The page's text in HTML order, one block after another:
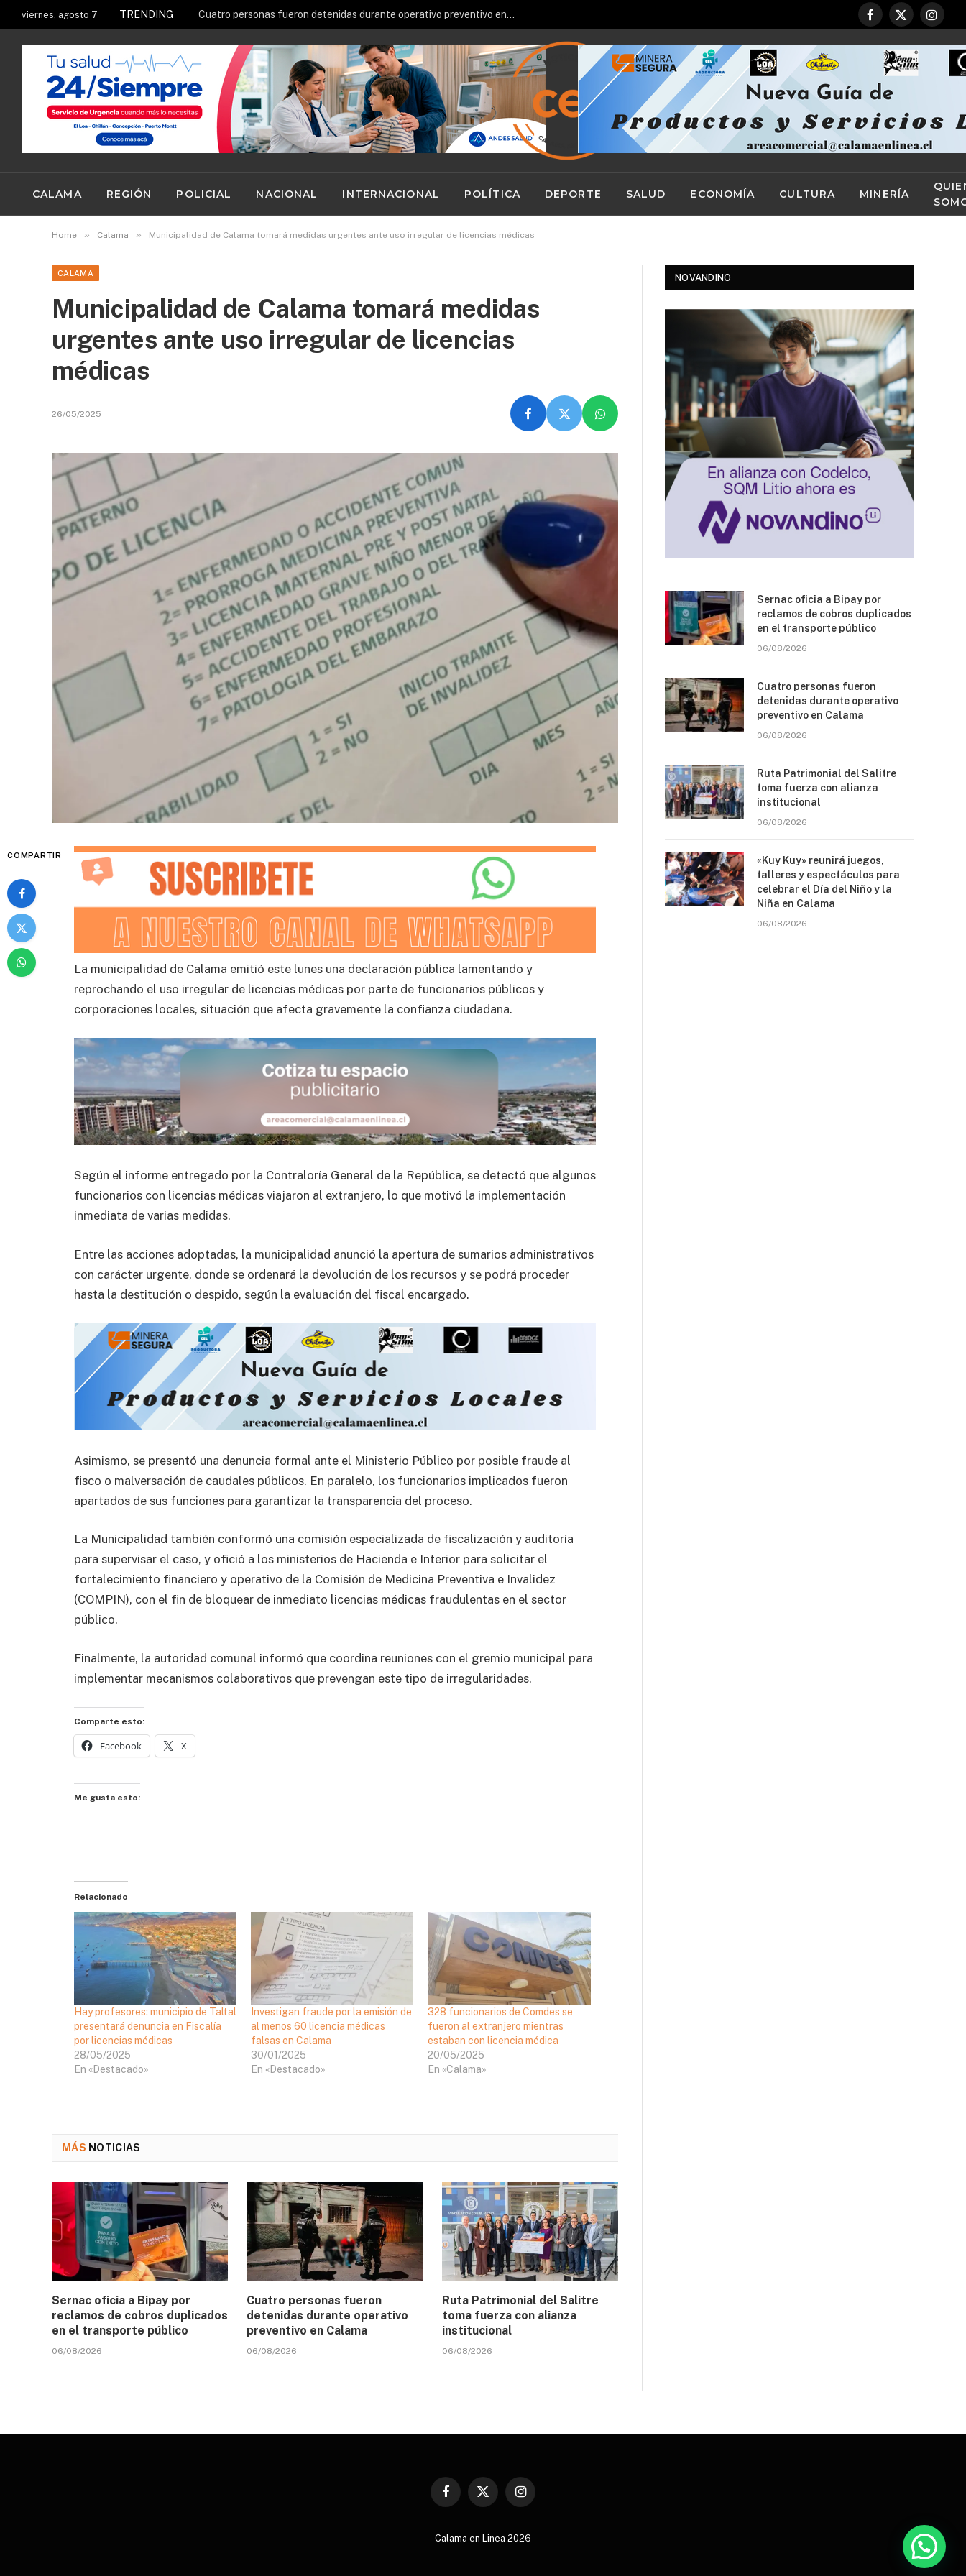
viernes, agosto 7 TRENDING Cuatro personas fueron detenidas durante operativo preventivo en Calama
Facebook
X
CALAMA REGIÓN POLICIAL NACIONAL INTERNACIONAL POLÍTICA DEPORTE SALUD ECONOMÍA CULTURA MINERÍA
Home » Calama » Municipalidad de Calama tomará medidas urgentes ante uso irregular de licencias médicas
CALAMA
Municipalidad de Calama tomará medidas
urgentes ante uso irregular de licencias
médicas
26/05/2025
COMPARTIR
La municipalidad de Calama emitió este lunes una declaración pública lamentando y
reprochando el uso irregular de licencias médicas por parte de funcionarios públicos y
corporaciones locales, situación que afecta gravemente la confianza ciudadana.
Según el informe entregado por la Contraloría General de la República, se detectó que algunos
funcionarios con licencias médicas viajaron al extranjero, lo que motivó la implementación
inmediata de varias medidas.
Entre las acciones adoptadas, la municipalidad anunció la apertura de sumarios administrativos
con carácter urgente, donde se ordenará la devolución de los recursos y se podrá proceder
hasta la destitución o despido, según la evaluación del fiscal encargado.
Asimismo, se presentó una denuncia formal ante el Ministerio Público por posible fraude al
fisco o malversación de caudales públicos. En paralelo, los funcionarios implicados fueron
apartados de sus funciones para garantizar la transparencia del proceso.
La Municipalidad también conformó una comisión especializada de fiscalización y auditoría
para supervisar el caso, y ofició a los ministerios de Hacienda e Interior para solicitar el
fortalecimiento financiero y operativo de la Comisión de Medicina Preventiva e Invalidez
(COMPIN), con el fin de bloquear de inmediato licencias médicas fraudulentas en el sector
público.
Finalmente, la autoridad comunal informó que coordina reuniones con el gremio municipal para
implementar mecanismos colaborativos que prevengan este tipo de irregularidades.
Comparte esto:
Facebook X
Me gusta esto:
Relacionado
Hay profesores: municipio de Taltal
presentará denuncia en Fiscalía
por licencias médicas
28/05/2025
En «Destacado»
Investigan fraude por la emisión de
al menos 60 licencia médicas
falsas en Calama
30/01/2025
En «Destacado»
328 funcionarios de Comdes se
fueron al extranjero mientras
estaban con licencia médica
20/05/2025
En «Calama»
MÁS NOTICIAS
Sernac oficia a Bipay por
reclamos de cobros duplicados
en el transporte público
06/08/2026
Cuatro personas fueron
detenidas durante operativo
preventivo en Calama
06/08/2026
Ruta Patrimonial del Salitre
toma fuerza con alianza
institucional
06/08/2026
NOVANDINO
Sernac oficia a Bipay por
reclamos de cobros duplicados
en el transporte público
06/08/2026
Cuatro personas fueron
detenidas durante operativo
preventivo en Calama
06/08/2026
Ruta Patrimonial del Salitre
toma fuerza con alianza
institucional
06/08/2026
«Kuy Kuy» reunirá juegos,
talleres y espectáculos para
celebrar el Día del Niño y la
Niña en Calama
06/08/2026
Facebook
X
Instagram
Calama en Linea 2026